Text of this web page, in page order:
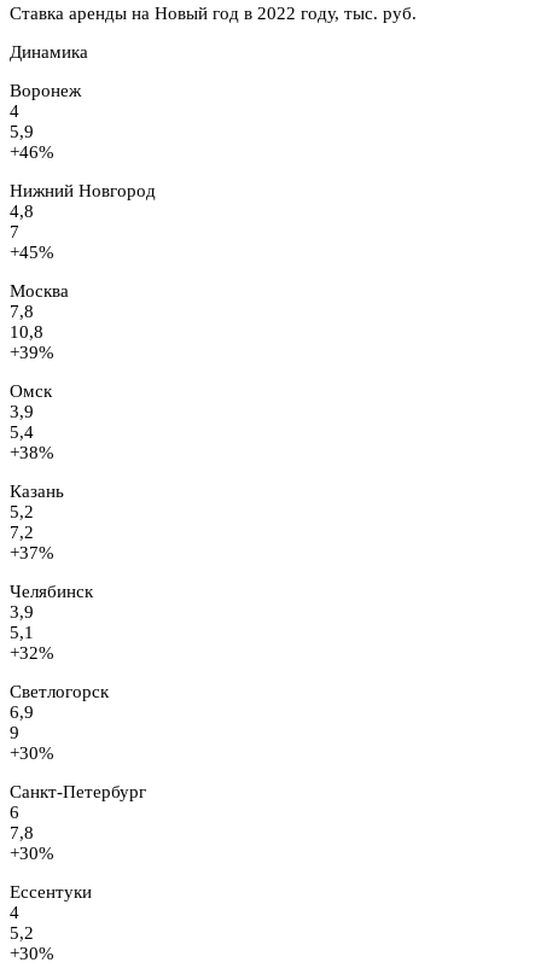
Ставка аренды на Новый год в 2022 году, тыс. руб.
Динамика
Воронеж
4
5,9
+46%
Нижний Новгород
4,8
7
+45%
Москва
7,8
10,8
+39%
Омск
3,9
5,4
+38%
Казань
5,2
7,2
+37%
Челябинск
3,9
5,1
+32%
Светлогорск
6,9
9
+30%
Санкт-Петербург
6
7,8
+30%
Ессентуки
4
5,2
+30%